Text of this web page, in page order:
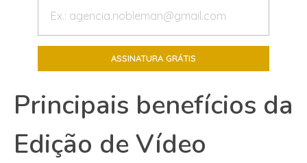
Principais benefícios da
Edição de Vídeo